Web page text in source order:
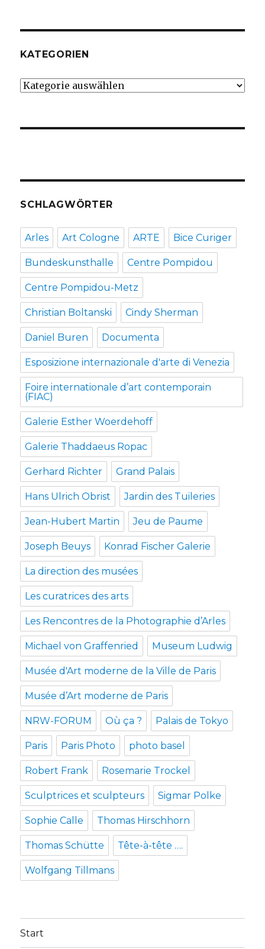
KATEGORIEN
Kategorien
SCHLAGWÖRTER
Arles Art Cologne ARTE Bice Curiger
Bundeskunsthalle Centre Pompidou
Centre Pompidou-Metz
Christian Boltanski Cindy Sherman
Daniel Buren Documenta
Esposizione internazionale d'arte di Venezia
Foire internationale d’art contemporain
(FIAC)
Galerie Esther Woerdehoff
Galerie Thaddaeus Ropac
Gerhard Richter Grand Palais
Hans Ulrich Obrist Jardin des Tuileries
Jean-Hubert Martin Jeu de Paume
Joseph Beuys Konrad Fischer Galerie
La direction des musées
Les curatrices des arts
Les Rencontres de la Photographie d’Arles
Michael von Graffenried Museum Ludwig
Musée d'Art moderne de la Ville de Paris
Musée d’Art moderne de Paris
NRW-FORUM Où ça ? Palais de Tokyo
Paris Paris Photo photo basel
Robert Frank Rosemarie Trockel
Sculptrices et sculpteurs Sigmar Polke
Sophie Calle Thomas Hirschhorn
Thomas Schütte Tête-à-tête ….
Wolfgang Tillmans
Start